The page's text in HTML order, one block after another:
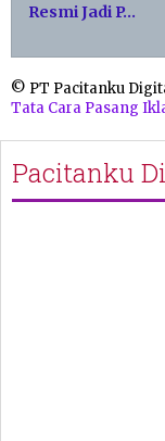
Resmi Jadi P…
© PT Pacitanku
Tata Cara Pasang
Pacitanku